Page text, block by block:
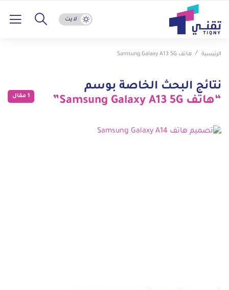
لايت
الرئيسية هاتف Samsung Galaxy A13 5G
نتائج البحث الخاصة بوسم
“هاتف Samsung Galaxy A13 5G”
1 مقال